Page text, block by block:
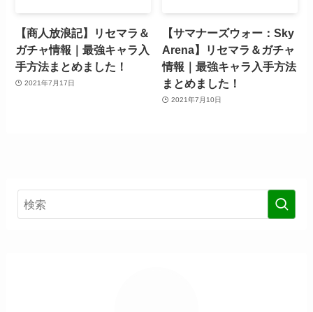
【商人放浪記】リセマラ＆
ガチャ情報｜最強キャラ入
手方法まとめました！
2021年7月17日
【サマナーズウォー：Sky
Arena】リセマラ＆ガチャ
情報｜最強キャラ入手方法
まとめました！
2021年7月10日